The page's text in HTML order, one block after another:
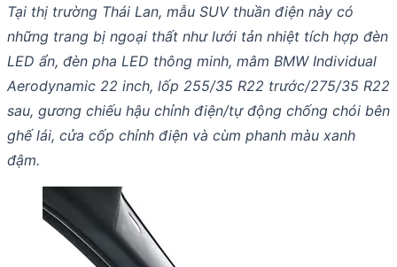
Tại thị trường Thái Lan, mẫu SUV thuần điện này có
những trang bị ngoại thất như lưới tản nhiệt tích hợp đèn
LED ẩn, đèn pha LED thông minh, mâm BMW Individual
Aerodynamic 22 inch, lốp 255/35 R22 trước/275/35 R22
sau, gương chiếu hậu chỉnh điện/tự động chống chói bên
ghế lái, cửa cốp chỉnh điện và cùm phanh màu xanh
đậm.